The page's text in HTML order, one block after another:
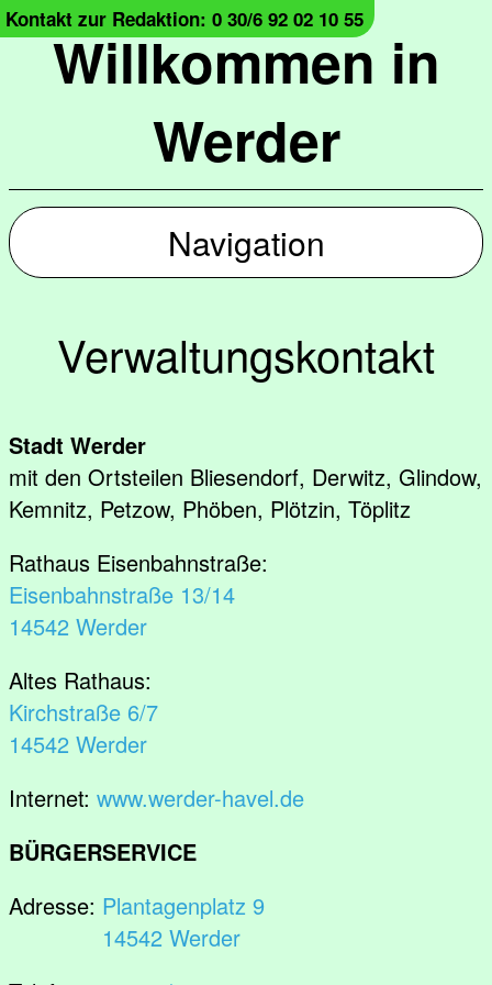
Willkommen in
Werder
Kontakt zur Redaktion: 0 30/6 92 02 10 55
Navigation
Verwaltungskontakt
Stadt Werder
mit den Ortsteilen Bliesendorf, Derwitz, Glindow,
Kemnitz, Petzow, Phöben, Plötzin, Töplitz
Rathaus Eisenbahnstraße:
Eisenbahnstraße 13/14
14542 Werder
Altes Rathaus:
Kirchstraße 6/7
14542 Werder
Internet: www.werder-havel.de
BÜRGERSERVICE
Adresse: Plantagenplatz 9
14542 Werder